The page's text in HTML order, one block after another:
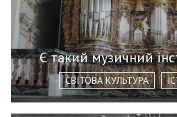
Є такий музичний
СВІТОВА КУЛЬТУРА